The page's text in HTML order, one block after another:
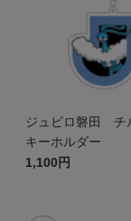
ジュビロ磐田 チ
キーホルダー
1,100円